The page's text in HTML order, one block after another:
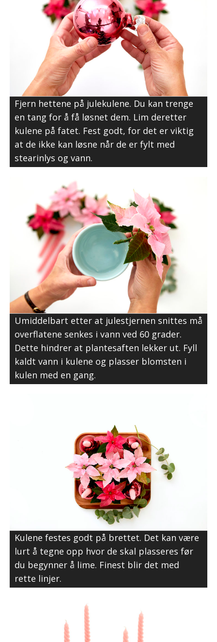
Fjern hettene på julekulene. Du kan trenge
en tang for å få løsnet dem. Lim deretter
kulene på fatet. Fest godt, for det er viktig
at de ikke kan løsne når de er fylt med
stearinlys og vann.
Umiddelbart etter at julestjernen snittes må
overflatene senkes i vann ved 60 grader.
Dette hindrer at plantesaften lekker ut. Fyll
kaldt vann i kulene og plasser blomsten i
kulen med en gang.
Kulene festes godt på brettet. Det kan være
lurt å tegne opp hvor de skal plasseres før
du begynner å lime. Finest blir det med
rette linjer.